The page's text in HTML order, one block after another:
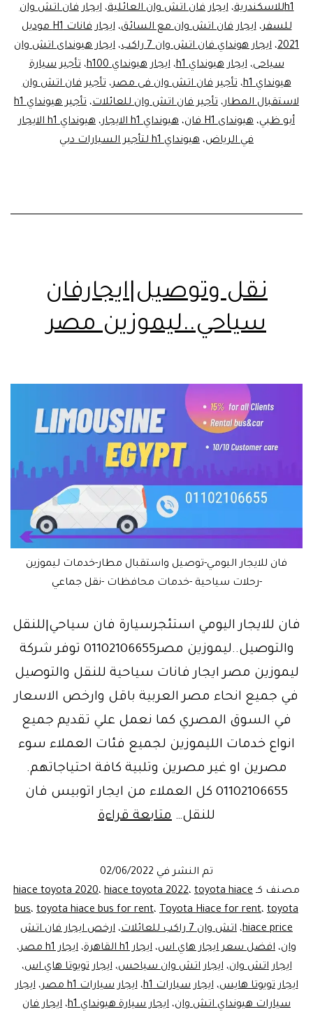
h1للاسكندرية
،ايجار فان اتش وان العائلية،ايجار فان اتش وان
للسفر،ايجار فان اتش وان مع السائق،
ايجار فانات H1 موديل
2021، ايجار هونداي فان اتش وان 7 راكب ، ايجار هيونداى اتش وان
سياحى،ايجار هيونداي h1 ،ايجار هيونداي h100 ،تأجير سيارة
هيونداي h1
،تأجير فان اتش وان فى مصر،تأجير فان اتش وان
لاستقبال المطار، تأجير فان اتش وان للعائلات،
تأجير هيونداي h1
أبو ظبي، هيونداى H1 فان ، هيونداي h1 الايجار ،
هيونداي h1 الايجار
في الرياض، هيونداي h1 لتأجير السيارات دبي
نقل وتوصيل|ايجارفان
سياحي..ليموزين مصر
فان للايجار اليومي-توصيل واستقبال مطار-خدمات ليموزين
-رحلات سياحية -خدمات محافظات -نقل جماعي
فان للايجار اليومي استئجرسيارة فان سياحي|للنقل
والتوصيل..ليموزين مصر01102106655 توفر شركة
ليموزين مصر ايجار فانات سياحية للنقل والتوصيل
في جميع انحاء مصر العربية باقل وارخص الاسعار
في السوق المصري كما نعمل علي تقديم جميع
انواع خدمات الليموزين لجميع فئات العملاء سوء
مصرين او غير مصرين وتلبية كافة احتياجاتهم.
01102106655 كل العملاء من ايجار اتوبيس فان
للنقل… متابعة قراءةنقل
سياحي..ليموزين
مصر
تم النشر في 02/06/2022
مصنف كـ
hiace toyota 2020، hiace toyota 2022، toyota hiace
bus، toyota hiace bus for rent، Toyota Hiace for rent، toyota
hiace price، اتش وان 7 راكب للعائلات ، ارخص ايجار فان اتش
وان، افضل سعر ايجار هاي اس، ايجار h1 القاهرة ، ايجار h1 مصر
،
ايجار اتش وان،ايجار اتش وان سياحس،ايجار تويوتا هاي اس،
ايجار تويوتا هايس،ايجار سيارات h1 ،ايجار سيارات h1 مصر ،ايجار
سيارات هيونداي اتش وان، ايجار سيارة هيونداي h1 ، ايجار فان